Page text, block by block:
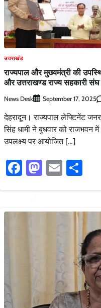
उत्तराखंड
राज्यपाल और मुख्यमंत्री की
और उत्तराखण्ड राज्य सहकारी
News Desk September 17, 2025
देहरादून। राज्यपाल लेफ्टिनेंट
सिंह धामी ने बुधवार को राजभवन
उपलक्ष्य पर आयोजित […]
Facebook
Mastodon
Email